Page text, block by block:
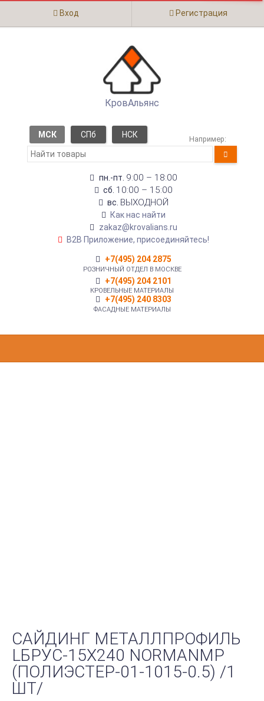
Вход Регистрация
КровАльянс
МСК СПб НСК Например:
пн.-пт. 9:00 – 18:00
сб. 10:00 – 15:00
вс. ВЫХОДНОЙ
Как нас найти
zakaz@krovalians.ru
B2B Приложение, присоединяйтесь!
+7(495) 204 2875
РОЗНИЧНЫЙ ОТДЕЛ В МОСКВЕ
+7(495) 204 2101
КРОВЕЛЬНЫЕ МАТЕРИАЛЫ
+7(495) 240 8303
ФАСАДНЫЕ МАТЕРИАЛЫ
САЙДИНГ МЕТАЛЛПРОФИЛЬ
LБРУС-15Х240 NORMANMP
(ПОЛИЭСТЕР-01-1015-0.5) /1
ШТ/